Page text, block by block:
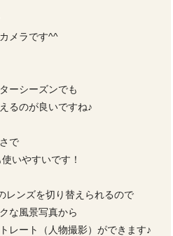
メラです^^
ーシーズンでも
るのが良いですね♪
で
いやすいです！
レンズを切り替えられるので
な風景写真から
レート（人物撮影）ができます♪